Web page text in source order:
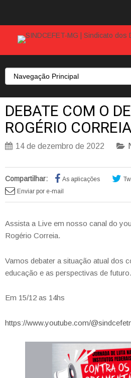
DEBATE COM O
ROGÉRIO CORREIA
14 de dezembro de 2022
Compartilhar: As aplicações
Enviar por e-mail
Assista a Live em nosso canal do
Rogério Correia.
Vamos debater a situação atual dos
educação e as perspectivas de futuro.
Em 15/12 as 14hs
https://www.youtube.com/